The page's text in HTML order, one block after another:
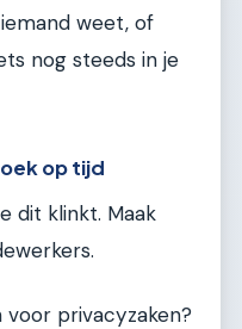
weet, of
nog steeds in je
op tijd
dit klinkt. Maak
privacyzaken?